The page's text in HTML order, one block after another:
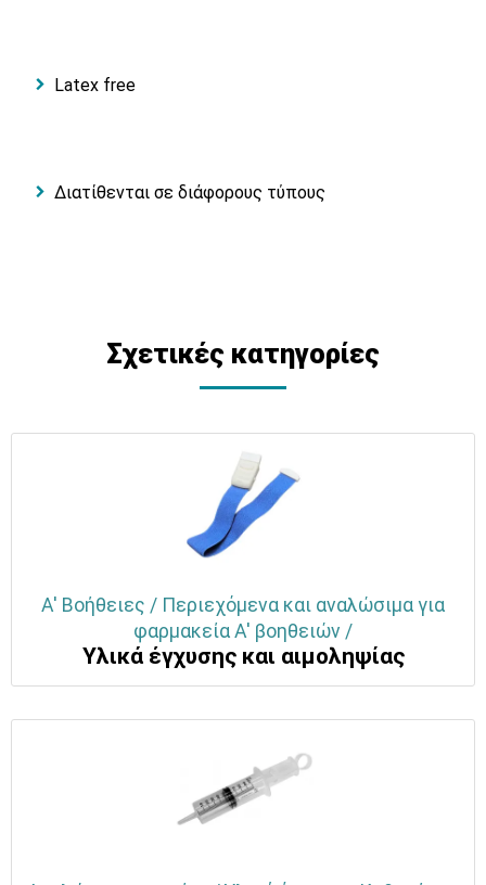
Latex free
Διατίθενται σε διάφορους τύπους
Σχετικές κατηγορίες
Α' Βοήθειες / Περιεχόμενα και αναλώσιμα για
φαρμακεία Α' βοηθειών /
Yλικά έγχυσης και αιμοληψίας